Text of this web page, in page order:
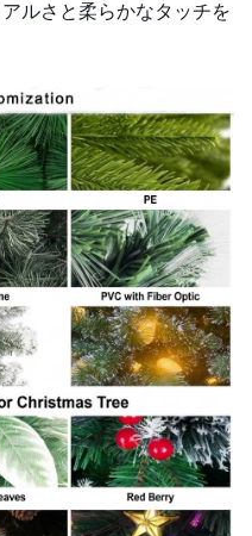
ルさと柔らかなタッチを